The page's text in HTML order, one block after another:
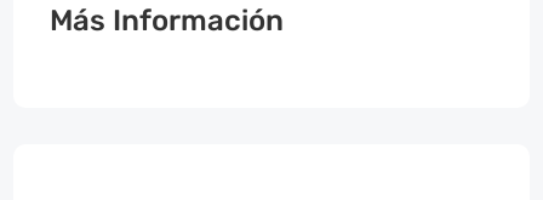
Más Información